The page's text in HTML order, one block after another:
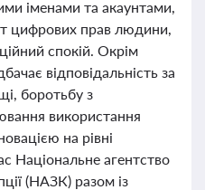
іменами та акаунтами,
цифрових прав людини,
спокій. Окрім
відповідальність за
боротьбу з
використання
на рівні
Національне агентство
(НАЗК) разом із